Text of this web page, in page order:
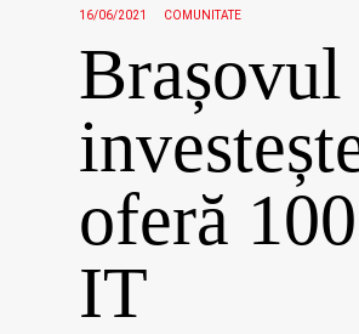
16/06/2021 COMUNITATE
Brașovul
oferă
IT